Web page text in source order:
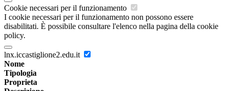
Cookie necessari per il funzionamento
I cookie necessari per il funzionamento non possono essere
disabilitati. È possibile consultare l'elenco nella pagina della cookie
policy.
lnx.iccastiglione2.edu.it
Nome
Tipologia
Proprieta